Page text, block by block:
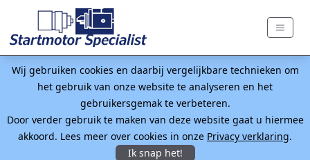
Wij gebruiken cookies en daarbij vergelijkbare technieken om
het gebruik van onze website te analyseren en het
gebruikersgemak te verbeteren.
Door verder gebruik te maken van deze website gaat u hiermee
akkoord. Lees meer over cookies in onze Privacy verklaring.
Ik snap het!